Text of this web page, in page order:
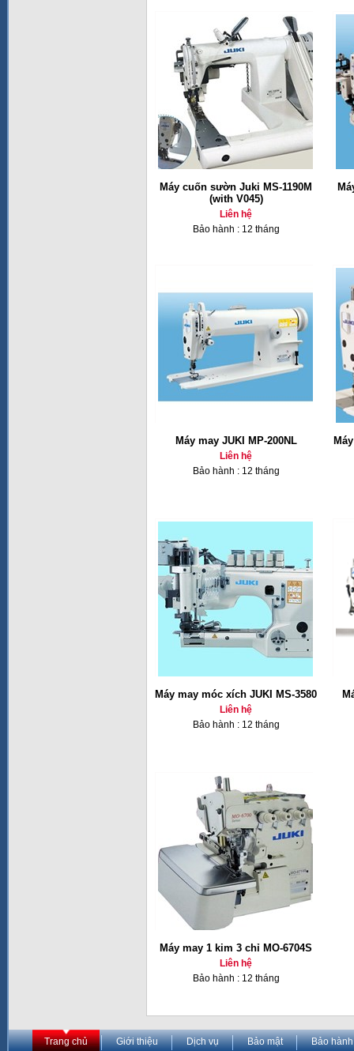
Máy cuốn sườn Juki MS-1190M
(with V045)
Liên hệ
Bảo hành : 12 tháng
Máy may JUKI MP-200NL
Liên hệ
Bảo hành : 12 tháng
Máy may móc xích JUKI MS-3580
Liên hệ
Bảo hành : 12 tháng
Máy may 1 kim 3 chỉ MO-6704S
Liên hệ
Bảo hành : 12 tháng
Trang chủ Giới thiệu Dịch vụ Bảo mật Bảo hành